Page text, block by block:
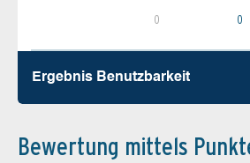
0 0
Ergebnis Benutz­barkeit
Bewertung mittels